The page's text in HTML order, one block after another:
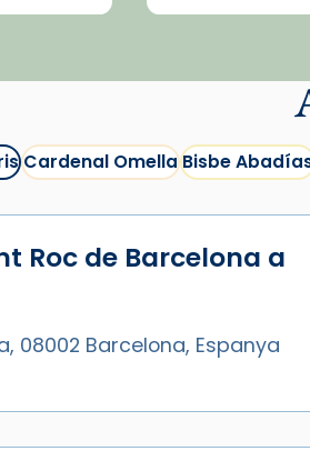
de
is at
Cardenal OmellaBisbe
Roc de Barcelona a
08002 Barcelona, Espanya